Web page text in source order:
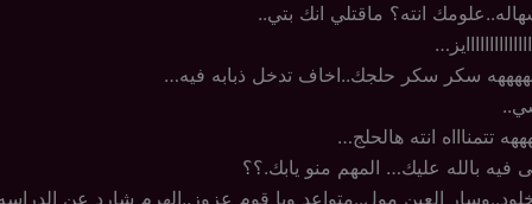
انته؟ ماقتلي انك بتي..
سكر سكر حلجك..اخاف تدخل ذبابه فيه…
تتمناااه انته هالحلج…
فيه بالله عليك… المهم منو يابك.؟؟
العين مول..متواعد ويا قوم عزوز..الهرم شارد عن